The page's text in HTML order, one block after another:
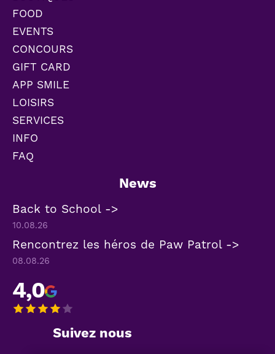
FOOD
EVENTS
CONCOURS
GIFT CARD
APP SMILE
LOISIRS
SERVICES
INFO
FAQ
News
Back to School ->
10.08.26
Rencontrez les héros de Paw Patrol ->
08.08.26
4,0
Suivez nous